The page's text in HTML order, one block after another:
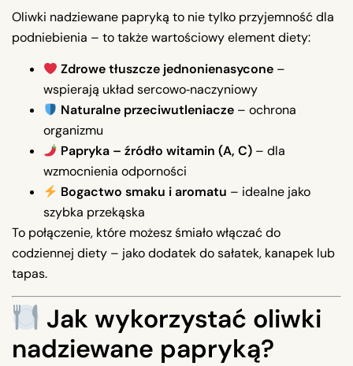
Oliwki nadziewane papryką to nie tylko przyjemność dla
podniebienia – to także wartościowy element diety:
Zdrowe tłuszcze jednonienasycone –
wspierają układ sercowo‑naczyniowy
Naturalne przeciwutleniacze – ochrona
organizmu
Papryka – źródło witamin (A, C) – dla
wzmocnienia odporności
Bogactwo smaku i aromatu – idealne jako
szybka przekąska
To połączenie, które możesz śmiało włączać do
codziennej diety – jako dodatek do sałatek, kanapek lub
tapas.
Jak wykorzystać oliwki
nadziewane papryką?